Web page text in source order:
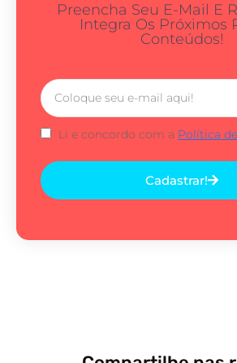
Preencha Seu E-Mail E
Integra Os Próximos
Conteúdos!
Li e concordo com a Política
Cadastrar!